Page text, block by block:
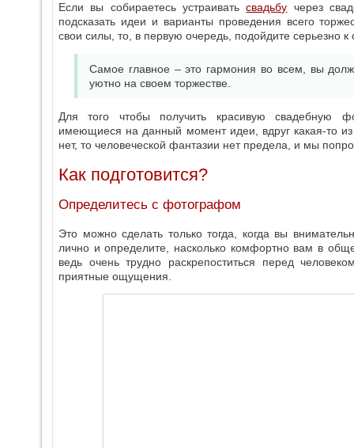
Если вы собираетесь устраиватьсвадьбу через
подсказать идеи и варианты проведения всего
свои силы, то, в первую очередь, подойдите серьезно к
Самое главное – это гармония во всем, вы
уютно на своем торжестве.
Для того чтобы получить красивую свадебную
имеющиеся на данный момент идеи, вдруг какая-то
нет, то человеческой фантазии нет предела, и мы
Как подготовится?
Определитесь с фотографом
Это можно сделать только тогда, когда вы
лично и определите, насколько комфортно вам в
ведь очень трудно раскрепоститься перед
приятные ощущения.